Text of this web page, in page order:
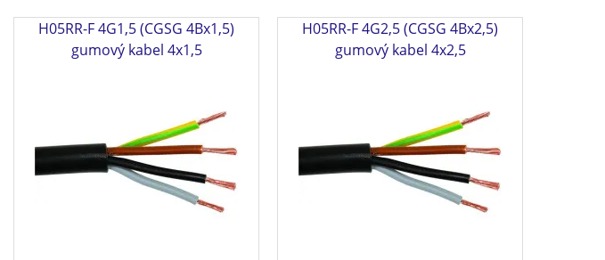
H05RR-F 4G1,5 (CGSG 4Bx1,5)
gumový kabel 4x1,5
H05RR-F 4G2,5 (CGSG 4Bx2,5)
gumový kabel 4x2,5